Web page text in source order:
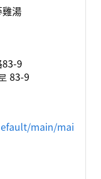
湯
9
83-9
main/mai